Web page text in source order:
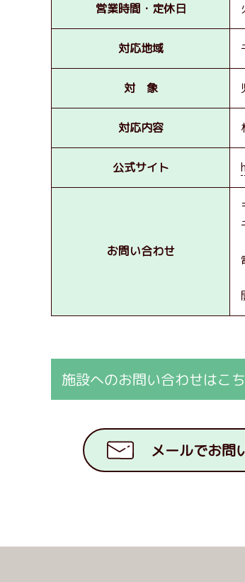
営業時間・定休日
対応地域
対 象
対応内容
公式サイト
お問い合わせ
施設へのお問い合わせはこ
メールでお問